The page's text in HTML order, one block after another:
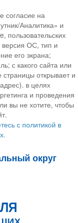
согласие на
Аналитика» и
пользовательских
ОС, тип и
его экрана;
с какого сайта или
открывает и
в целях
и проведения
вы не хотите, чтобы
с политикой в